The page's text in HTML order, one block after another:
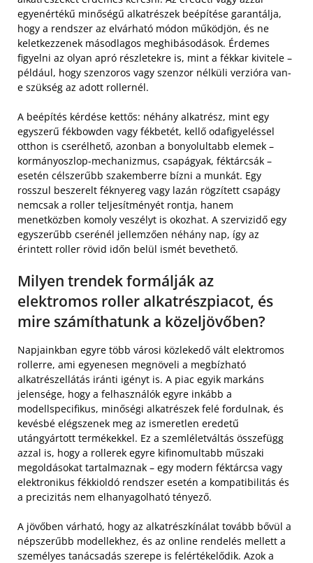
egyenértékű minőségű alkatrészek beépítése garantálja,
hogy a rendszer az elvárható módon működjön, és ne
keletkezzenek másodlagos meghibásodások. Érdemes
figyelni az olyan apró részletekre is, mint a fékkar kivitele –
például, hogy szenzoros vagy szenzor nélküli verzióra van-
e szükség az adott rollernél.
A beépítés kérdése kettős: néhány alkatrész, mint egy
egyszerű fékbowden vagy fékbetét, kellő odafigyeléssel
otthon is cserélhető, azonban a bonyolultabb elemek –
kormányoszlop-mechanizmus, csapágyak, féktárcsák –
esetén célszerűbb szakemberre bízni a munkát. Egy
rosszul beszerelt féknyereg vagy lazán rögzített csapágy
nemcsak a roller teljesítményét rontja, hanem
menetközben komoly veszélyt is okozhat. A szervizidő egy
egyszerűbb cserénél jellemzően néhány nap, így az
érintett roller rövid időn belül ismét bevethető.
Milyen trendek formálják az
elektromos roller alkatrészpiacot, és
mire számíthatunk a közeljövőben?
Napjainkban egyre több városi közlekedő vált elektromos
rollerre, ami egyenesen megnöveli a megbízható
alkatrészellátás iránti igényt is. A piac egyik markáns
jelensége, hogy a felhasználók egyre inkább a
modellspecifikus, minőségi alkatrészek felé fordulnak, és
kevésbé elégszenek meg az ismeretlen eredetű
utángyártott termékekkel. Ez a szemléletváltás összefügg
azzal is, hogy a rollerek egyre kifinomultabb műszaki
megoldásokat tartalmaznak – egy modern féktárcsa vagy
elektronikus fékkioldó rendszer esetén a kompatibilitás és
a precizitás nem elhanyagolható tényező.
A jövőben várható, hogy az alkatrészkínálat tovább bővül a
népszerűbb modellekhez, és az online rendelés mellett a
személyes tanácsadás szerepe is felértékelődik. Azok a